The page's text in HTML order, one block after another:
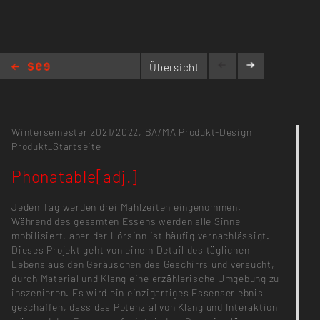
Übersicht
Wintersemester 2021/2022, BA/MA Produkt-Design
Produkt_Startseite
Phonatable[adj.]
Jeden Tag werden drei Mahlzeiten eingenommen.
Während des gesamten Essens werden alle Sinne
mobilisiert, aber der Hörsinn ist häufig vernachlässigt.
Dieses Projekt geht von einem Detail des täglichen
Lebens aus den Geräuschen des Geschirrs und versucht,
durch Material und Klang eine erzählerische Umgebung zu
inszenieren. Es wird ein einzigartiges Essenserlebnis
geschaffen, dass das Potenzial von Klang und Interaktion